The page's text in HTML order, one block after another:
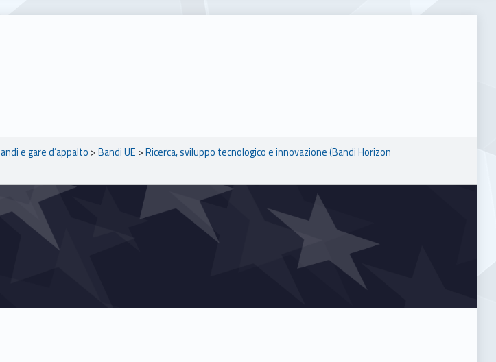
e gare d’appalto >Bandi UE >Ricerca, sviluppo tecnologico e innovazione (Bandi Horizon